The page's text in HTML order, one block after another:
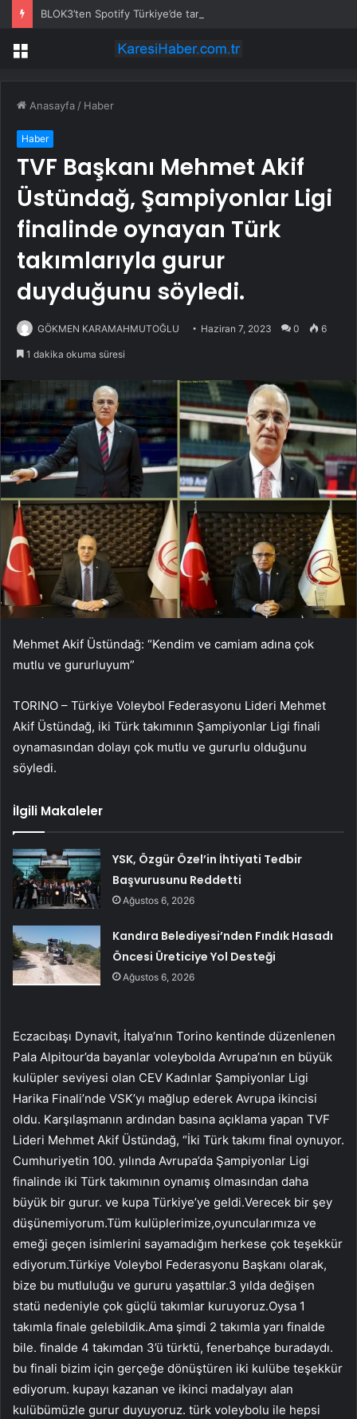
Menü
Anasayfa / Haber
Haber
TVF Başkanı Mehmet Akif
Üstündağ, Şampiyonlar Ligi
finalinde oynayan Türk
takımlarıyla gurur
duyduğunu söyledi.
GÖKMEN KARAMAHMUTOĞLU Haziran 7, 2023 0 6
1 dakika okuma süresi
Mehmet Akif Üstündağ: “Kendim ve camiam adına çok
mutlu ve gururluyum”
TORINO – Türkiye Voleybol Federasyonu Lideri Mehmet
Akif Üstündağ, iki Türk takımının Şampiyonlar Ligi finali
oynamasından dolayı çok mutlu ve gururlu olduğunu
söyledi.
İlgili Makaleler
YSK, Özgür Özel’in İhtiyati Tedbir
Başvurusunu Reddetti
Ağustos 6, 2026
Kandıra Belediyesi’nden Fındık Hasadı
Öncesi Üreticiye Yol Desteği
Ağustos 6, 2026
Eczacıbaşı Dynavit, İtalya’nın Torino kentinde düzenlenen
Pala Alpitour’da bayanlar voleybolda Avrupa’nın en büyük
kulüpler seviyesi olan CEV Kadınlar Şampiyonlar Ligi
Harika Finali’nde VSK’yı mağlup ederek Avrupa ikincisi
oldu. Karşılaşmanın ardından basına açıklama yapan TVF
Lideri Mehmet Akif Üstündağ, “İki Türk takımı final oynuyor.
Cumhuriyetin 100. yılında Avrupa’da Şampiyonlar Ligi
finalinde iki Türk takımının oynamış olmasından daha
büyük bir gurur. ve kupa Türkiye’ye geldi.Verecek bir şey
düşünemiyorum.Tüm kulüplerimize,oyuncularımıza ve
emeği geçen isimlerini sayamadığım herkese çok teşekkür
ediyorum.Türkiye Voleybol Federasyonu Başkanı olarak,
bize bu mutluluğu ve gururu yaşattılar.3 yılda değişen
statü nedeniyle çok güçlü takımlar kuruyoruz.Oysa 1
takımla finale gelebildik.Ama şimdi 2 takımla yarı finalde
bile. finalde 4 takımdan 3’ü türktü, fenerbahçe buradaydı.
bu finali bizim için gerçeğe dönüştüren iki kulübe teşekkür
ediyorum. kupayı kazanan ve ikinci madalyayı alan
kulübümüzle gurur duyuyoruz. türk voleybolu ile hepsi